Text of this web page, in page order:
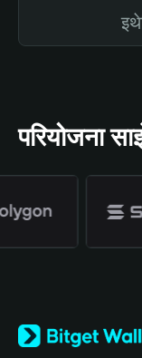
परियोजना